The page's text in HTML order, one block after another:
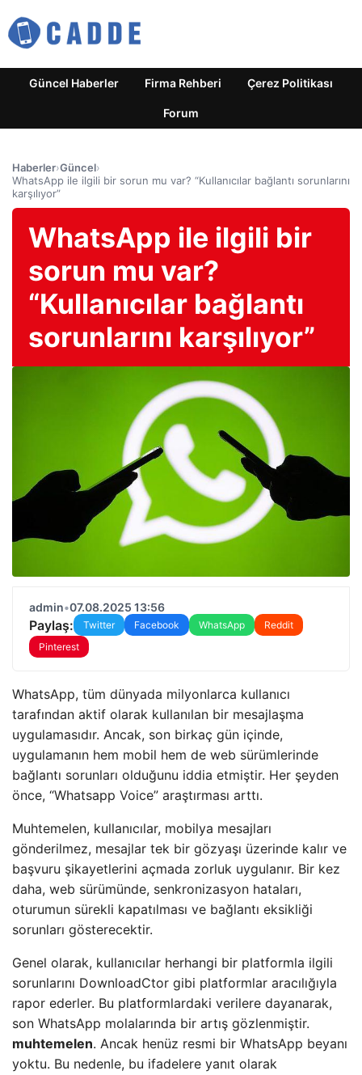
Güncel Haberler Firma Rehberi Çerez Politikası
Forum
Haberler›Güncel›
WhatsApp ile ilgili bir sorun mu var? “Kullanıcılar bağlantı sorunlarını
karşılıyor”
WhatsApp ile ilgili bir
sorun mu var?
“Kullanıcılar bağlantı
sorunlarını karşılıyor”
admin•07.08.2025 13:56
Paylaş: Twitter Facebook WhatsApp
Reddit
Pinterest
WhatsApp, tüm dünyada milyonlarca kullanıcı
tarafından aktif olarak kullanılan bir mesajlaşma
uygulamasıdır. Ancak, son birkaç gün içinde,
uygulamanın hem mobil hem de web sürümlerinde
bağlantı sorunları olduğunu iddia etmiştir. Her şeyden
önce, “Whatsapp Voice” araştırması arttı.
Muhtemelen, kullanıcılar, mobilya mesajları
gönderilmez, mesajlar tek bir gözyaşı üzerinde kalır ve
başvuru şikayetlerini açmada zorluk uygulanır. Bir kez
daha, web sürümünde, senkronizasyon hataları,
oturumun sürekli kapatılması ve bağlantı eksikliği
sorunları gösterecektir.
Genel olarak, kullanıcılar herhangi bir platformla ilgili
sorunlarını DownloadCtor gibi platformlar aracılığıyla
rapor ederler. Bu platformlardaki verilere dayanarak,
son WhatsApp molalarında bir artış gözlenmiştir.
muhtemelen. Ancak henüz resmi bir WhatsApp beyanı
yoktu. Bu nedenle, bu ifadelere yanıt olarak